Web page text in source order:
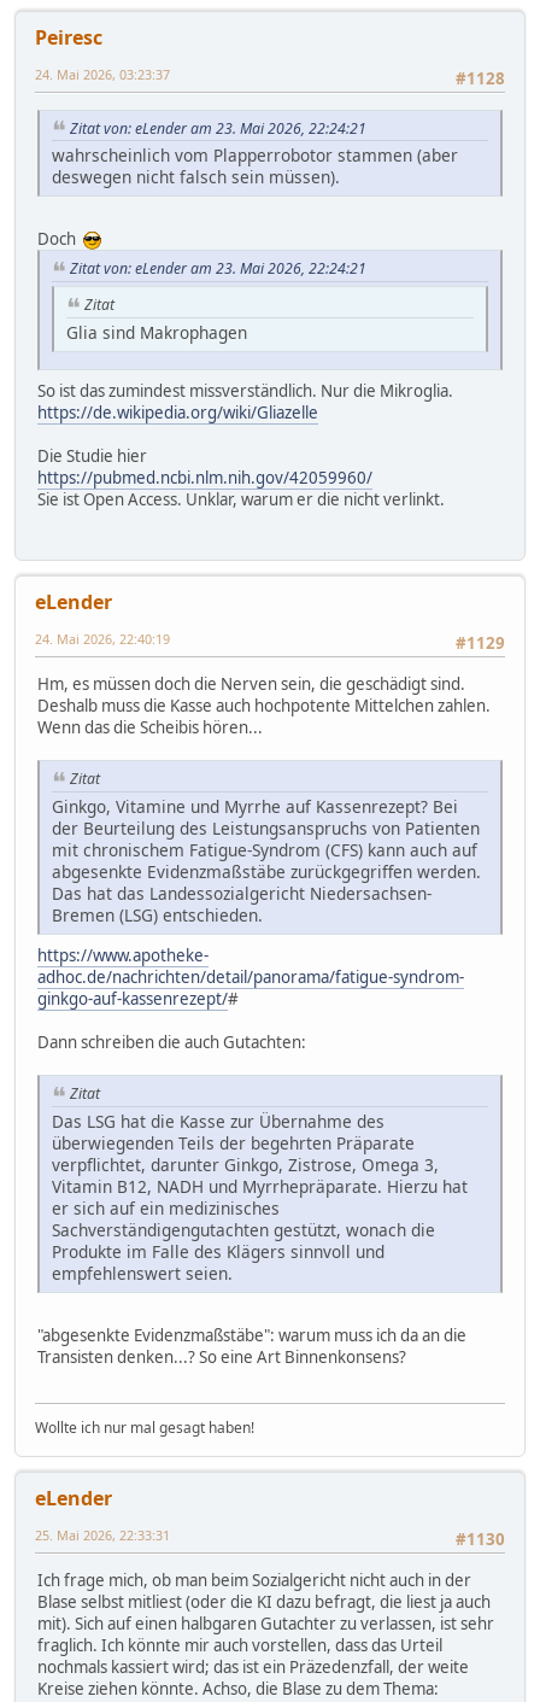
Peiresc
#1128
24. Mai 2026, 03:23:37
Zitat von: eLender am 23. Mai 2026, 22:24:21
wahrscheinlich vom Plapperrobotor stammen (aber
deswegen nicht falsch sein müssen).
Doch
Zitat von: eLender am 23. Mai 2026, 22:24:21
Zitat
Glia sind Makrophagen
So ist das zumindest missverständlich. Nur die Mikroglia.
https://de.wikipedia.org/wiki/Gliazelle
Die Studie hier
https://pubmed.ncbi.nlm.nih.gov/42059960/
Sie ist Open Access. Unklar, warum er die nicht verlinkt.
eLender
#1129
24. Mai 2026, 22:40:19
Hm, es müssen doch die Nerven sein, die geschädigt sind.
Deshalb muss die Kasse auch hochpotente Mittelchen zahlen.
Wenn das die Scheibis hören...
Zitat
Ginkgo, Vitamine und Myrrhe auf Kassenrezept? Bei
der Beurteilung des Leistungsanspruchs von Patienten
mit chronischem Fatigue-Syndrom (CFS) kann auch auf
abgesenkte Evidenzmaßstäbe zurückgegriffen werden.
Das hat das Landessozialgericht Niedersachsen-
Bremen (LSG) entschieden.
https://www.apotheke-
adhoc.de/nachrichten/detail/panorama/fatigue-syndrom-
ginkgo-auf-kassenrezept/#
Dann schreiben die auch Gutachten:
Zitat
Das LSG hat die Kasse zur Übernahme des
überwiegenden Teils der begehrten Präparate
verpflichtet, darunter Ginkgo, Zistrose, Omega 3,
Vitamin B12, NADH und Myrrhepräparate. Hierzu hat
er sich auf ein medizinisches
Sachverständigengutachten gestützt, wonach die
Produkte im Falle des Klägers sinnvoll und
empfehlenswert seien.
"abgesenkte Evidenzmaßstäbe": warum muss ich da an die
Transisten denken...? So eine Art Binnenkonsens?
Wollte ich nur mal gesagt haben!
eLender
#1130
25. Mai 2026, 22:33:31
Ich frage mich, ob man beim Sozialgericht nicht auch in der
Blase selbst mitliest (oder die KI dazu befragt, die liest ja auch
mit). Sich auf einen halbgaren Gutachter zu verlassen, ist sehr
fraglich. Ich könnte mir auch vorstellen, dass das Urteil
nochmals kassiert wird; das ist ein Präzedenzfall, der weite
Kreise ziehen könnte. Achso, die Blase zu dem Thema: